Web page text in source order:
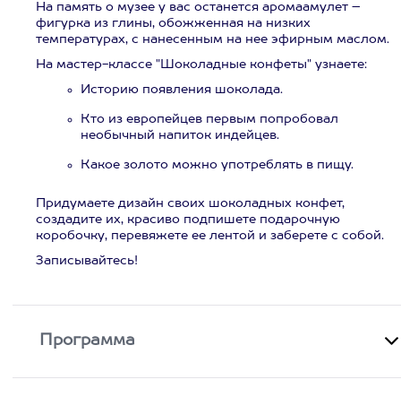
На память о музее у вас останется аромаамулет –
фигурка из глины, обожженная на низких
температурах, с нанесенным на нее эфирным маслом.
На мастер-классе "Шоколадные конфеты" узнаете:
Историю появления шоколада.
Кто из европейцев первым попробовал
необычный напиток индейцев.
Какое золото можно употреблять в пищу.
Придумаете дизайн своих шоколадных конфет,
создадите их, красиво подпишете подарочную
коробочку, перевяжете ее лентой и заберете с собой.
Записывайтесь!
Программа